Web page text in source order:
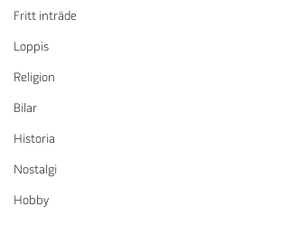
Fritt inträde
Loppis
Religion
Bilar
Historia
Nostalgi
Hobby